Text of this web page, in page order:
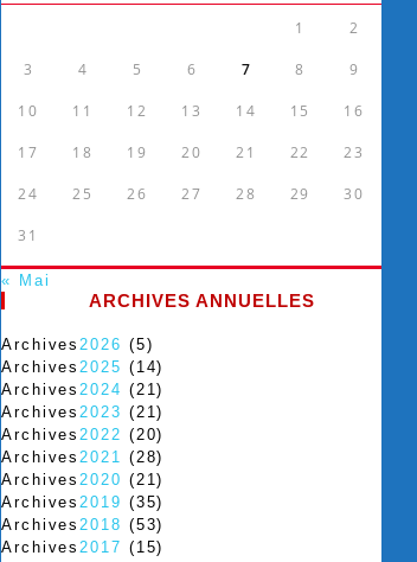
1 2
3 4 5 6 7 8 9
10 11 12 13 14 15 16
17 18 19 20 21 22 23
24 25 26 27 28 29 30
31
« Mai
ARCHIVES ANNUELLES
Archives2026 (5)
Archives2025 (14)
Archives2024 (21)
Archives2023 (21)
Archives2022 (20)
Archives2021 (28)
Archives2020 (21)
Archives2019 (35)
Archives2018 (53)
Archives2017 (15)